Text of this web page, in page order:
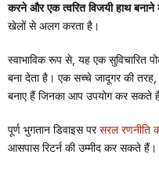
करने और एक त्वरित विजयी हाथ बनाने
खेलों से अलग करता है।
स्वाभाविक रूप से, यह एक सुविचारित
बना देता है। एक सच्चे जादूगर की
बनाए हैं जिनका आप उपयोग कर सकते
पूर्ण भुगतान डिवाइस परसरल रणनीति
आसपास रिटर्न की उम्मीद कर सकते हैं।